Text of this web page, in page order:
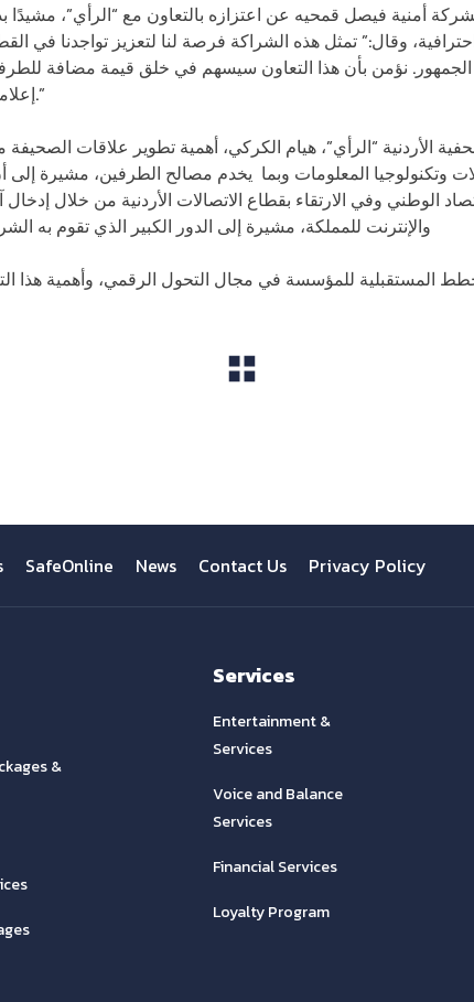
أمنية فيصل قمحيه عن اعتزازه بالتعاون مع “الرأي”، مشيدًا
وقال:” تمثل هذه الشراكة فرصة لنا لتعزيز تواجدنا في
الجمهور. نؤمن بأن هذا التعاون سيسهم في خلق قيمة مضافة
إعلامي رائد على مستوى المملكة والعالم.”
الأردنية “الرأي”، هيام الكركي، أهمية تطوير علاقات
وتكنولوجيا المعلومات وبما يخدم مصالح الطرفين، مشيرة
الوطني وفي الارتقاء بقطاع الاتصالات الأردنية من خلال
والإنترنت للمملكة، مشيرة إلى الدور الكبير الذي تقوم به
SafeOnline News Contact Us Privacy Policy
&
Services
Entertainment &
Services
Voice and Balance
Services
Financial Services
Loyalty Program